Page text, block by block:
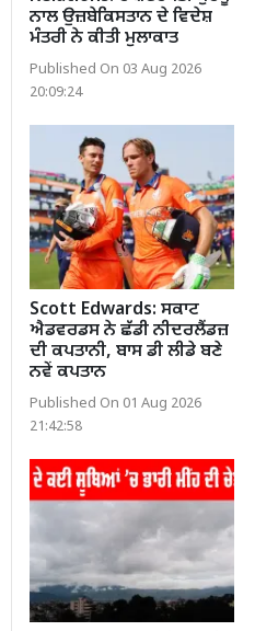
ਨਾਲ ਉਜ਼ਬੇਕਿਸਤਾਨ ਦੇ ਵਿਦੇਸ਼
ਮੰਤਰੀ ਨੇ ਕੀਤੀ ਮੁਲਾਕਾਤ
Published On 03 Aug 2026
20:09:24
Scott Edwards: ਸਕਾਟ
ਐਡਵਰਡਸ ਨੇ ਛੱਡੀ ਨੀਦਰਲੈਂਡਜ਼
ਦੀ ਕਪਤਾਨੀ, ਬਾਸ ਡੀ ਲੀਡੇ ਬਣੇ
ਨਵੇਂ ਕਪਤਾਨ
Published On 01 Aug 2026
21:42:58